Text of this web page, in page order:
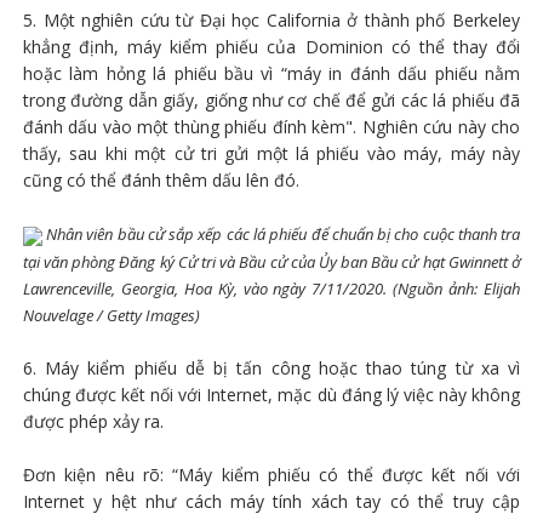
5. Một nghiên cứu từ Đại học California ở thành phố Berkeley
khẳng định, máy kiểm phiếu của Dominion có thể thay đổi
hoặc làm hỏng lá phiếu bầu vì “máy in đánh dấu phiếu nằm
trong đường dẫn giấy, giống như cơ chế để gửi các lá phiếu đã
đánh dấu vào một thùng phiếu đính kèm". Nghiên cứu này cho
thấy, sau khi một cử tri gửi một lá phiếu vào máy, máy này
cũng có thể đánh thêm dấu lên đó.
Nhân viên bầu cử sắp xếp các lá phiếu để chuẩn bị cho cuộc thanh tra
tại văn phòng Đăng ký Cử tri và Bầu cử của Ủy ban Bầu cử hạt Gwinnett ở
Lawrenceville, Georgia, Hoa Kỳ, vào ngày 7/11/2020. (Nguồn ảnh: Elijah
Nouvelage / Getty Images)
6. Máy kiểm phiếu dễ bị tấn công hoặc thao túng từ xa vì
chúng được kết nối với Internet, mặc dù đáng lý việc này không
được phép xảy ra.
Đơn kiện nêu rõ: “Máy kiểm phiếu có thể được kết nối với
Internet y hệt như cách máy tính xách tay có thể truy cập